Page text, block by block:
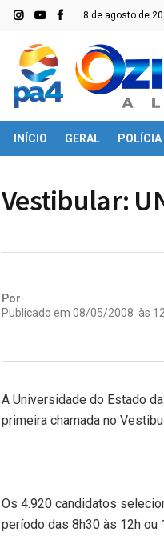
8 de agosto de
INÍCIO GERAL POLÍCIA
Vestibular:
Por
Publicado em 08/05/2008 às
A Universidade do Estado
primeira chamada no
Os 4.920 candidatos
período das 8h30 às 12h ou